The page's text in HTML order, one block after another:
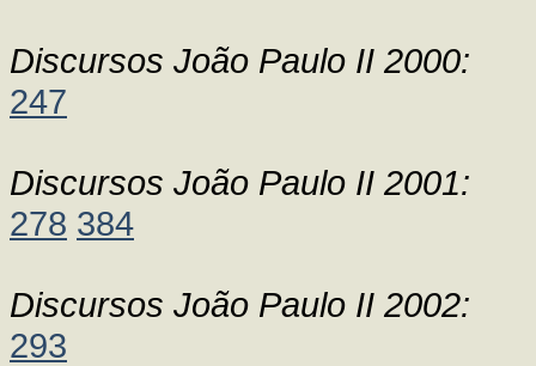
Discursos João Paulo II 2000:
247
Discursos João Paulo II 2001:
278 384
Discursos João Paulo II 2002:
293